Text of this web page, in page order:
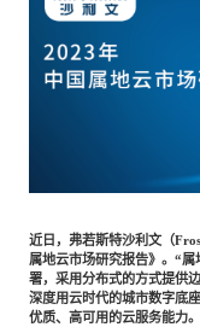
企业级服务
母婴
近日，弗若斯特沙利文（
属地云市场研究报告》。“
署，采用分布式的方式提供
深度用云时代的城市数字底
优质、高可用的云服务能力。